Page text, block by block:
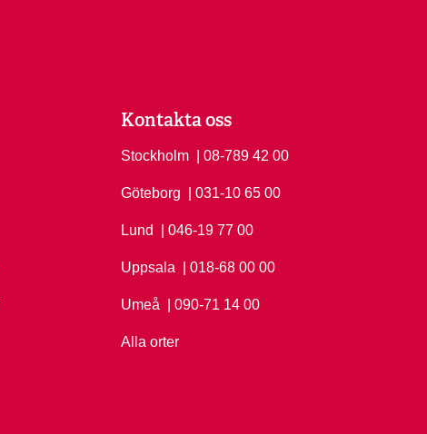
Kontakta oss
Stockholm Ring Stockholm på
| 08-789 42 00
Göteborg Ring Göteborg på
| 031-10 65 00
Lund Ring Lund på
| 046-19 77 00
Uppsala Ring Uppsala på
| 018-68 00 00
Umeå Ring Umeå på
| 090-71 14 00
Alla orter